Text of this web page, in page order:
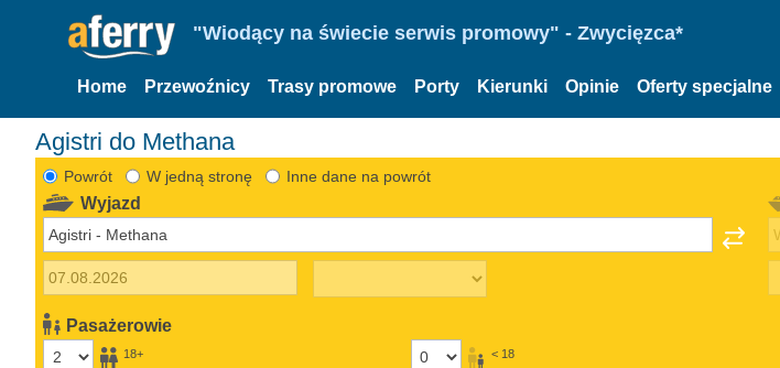
"Wiodący na świecie serwis promowy" - Zwycięzca*
Home Przewoźnicy Trasy promowe Porty Kierunki Opinie Oferty specjalne
Agistri do Methana
Powrót W jedną stronę Inne dane na powrót
Wyjazd
Pasażerowie
18+ < 18